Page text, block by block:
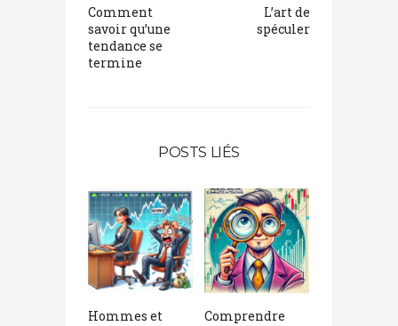
Comment
savoir qu’une
tendance se
termine
L’art de
spéculer
POSTS LIÉS
Hommes et
Comprendre